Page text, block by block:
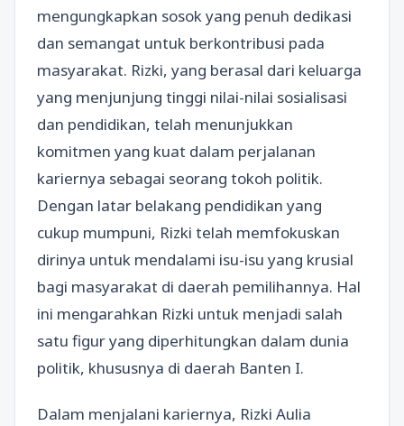
mengungkapkan sosok yang penuh dedikasi
dan semangat untuk berkontribusi pada
masyarakat. Rizki, yang berasal dari keluarga
yang menjunjung tinggi nilai-nilai sosialisasi
dan pendidikan, telah menunjukkan
komitmen yang kuat dalam perjalanan
kariernya sebagai seorang tokoh politik.
Dengan latar belakang pendidikan yang
cukup mumpuni, Rizki telah memfokuskan
dirinya untuk mendalami isu-isu yang krusial
bagi masyarakat di daerah pemilihannya. Hal
ini mengarahkan Rizki untuk menjadi salah
satu figur yang diperhitungkan dalam dunia
politik, khususnya di daerah Banten I.
Dalam menjalani kariernya, Rizki Aulia